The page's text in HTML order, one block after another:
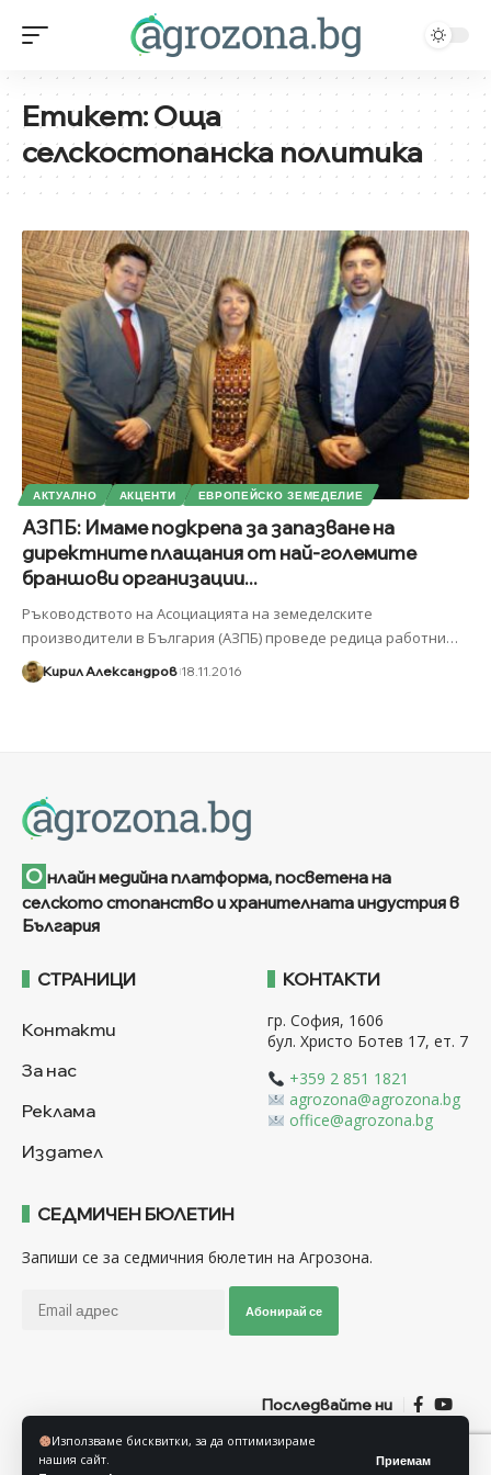
Използваме бисквитки, за да оптимизираме
нашия сайт.
Приемам
Етикет:Оща
селскостопанска политика
АКТУАЛНО АКЦЕНТИ ЕВРОПЕЙСКО ЗЕМЕДЕЛИЕ
АЗПБ: Имаме подкрепа за запазване на
директните плащания от най-големите
браншови организации...
Ръководството на Асоциацията на земеделските
производители в България (АЗПБ) проведе редица работни…
Кирил Александров 18.11.2016
О нлайн медийна платформа, посветена на
селското стопанство и хранителната индустрия в
България
СТРАНИЦИ
Контакти
За нас
Реклама
Издател
КОНТАКТИ
гр. София, 1606
бул. Христо Ботев 17, ет. 7
+359 2 851 1821
agrozona@agrozona.bg
office@agrozona.bg
СЕДМИЧЕН БЮЛЕТИН
Запиши се за седмичния бюлетин на Агрозона.
Абонирай се
Последвайте ни
Общи условия Политика за използване на “Бисквитки”